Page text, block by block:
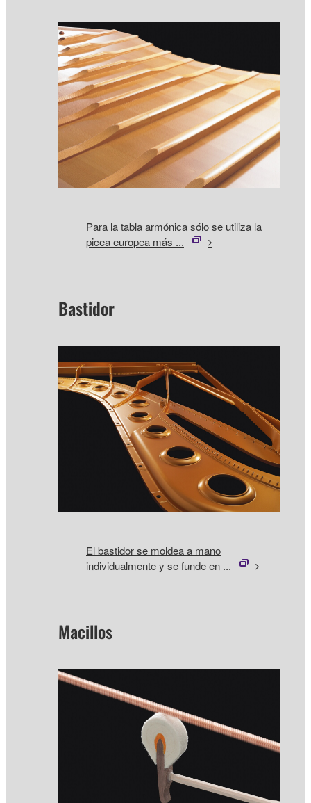
Para la tabla armónica sólo se utiliza la
picea europea más ...
Bastidor
El bastidor se moldea a mano
individualmente y se funde en ...
Macillos